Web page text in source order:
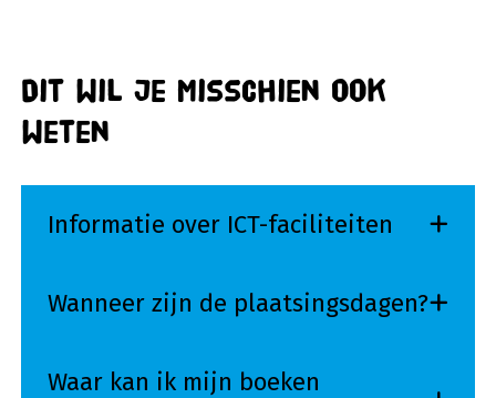
Dit wil je misschien ook
weten
Informatie over ICT-faciliteiten
Wanneer zijn de plaatsingsdagen?
Waar kan ik mijn boeken